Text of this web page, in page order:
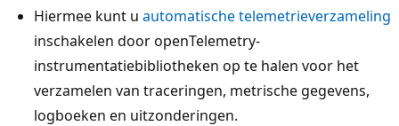
Hiermee kunt u automatische telemetrieverzameling
inschakelen door openTelemetry-
instrumentatiebibliotheken op te halen voor het
verzamelen van traceringen, metrische gegevens,
logboeken en uitzonderingen.